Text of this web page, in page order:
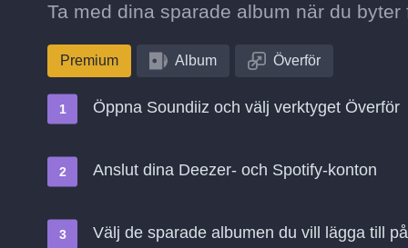
Ta med dina sparade album när du byter
Premium Album Överför
Öppna Soundiiz och välj verktyget Överför
Anslut dina Deezer- och Spotify-konton
Välj de sparade albumen du vill lägga till